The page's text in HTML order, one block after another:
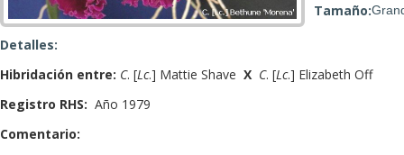
Tamaño:
Detalles:
Hibridación entre: C. [Lc.] Mattie Shave X C. [Lc.] Elizabeth Off
Registro RHS: Año 1979
Comentario: